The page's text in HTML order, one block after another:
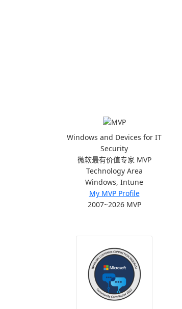
Windows and Devices for IT
Security
微软最有价值专家 MVP
Technology Area
Windows, Intune
My MVP Profile
2007~2026 MVP